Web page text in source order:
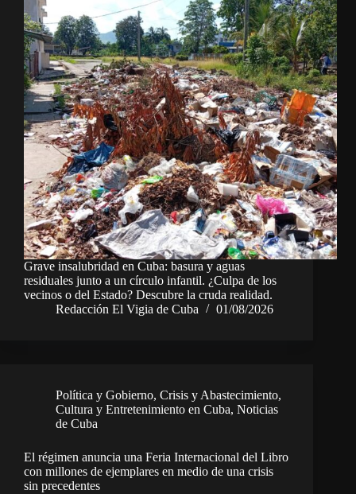
Grave insalubridad en Cuba: basura y aguas
residuales junto a un círculo infantil. ¿Culpa de los
vecinos o del Estado? Descubre la cruda realidad.
Redacción El Vigia de Cuba
01/08/2026
Política y Gobierno, Crisis y Abastecimiento,
Cultura y Entretenimiento en Cuba, Noticias
de Cuba
El régimen anuncia una Feria Internacional del Libro
con millones de ejemplares en medio de una crisis
sin precedentes